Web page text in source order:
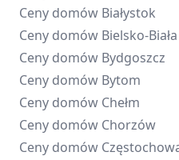
Ceny domów Białystok
Ceny domów Bielsko-Biała
Ceny domów Bydgoszcz
Ceny domów Bytom
Ceny domów Chełm
Ceny domów Chorzów
Ceny domów